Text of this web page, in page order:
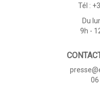
Tél :
Du
9h -
06